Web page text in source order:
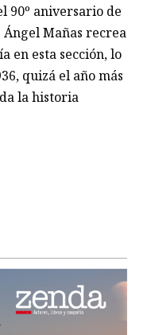
90º aniversario de
Ángel Mañas recrea
en esta sección, lo
quizá el año más
la historia